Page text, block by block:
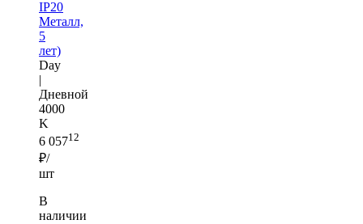
IP20
Металл,
5
лет)
Day
|
Дневной
4000
K
6 05712
₽/
шт
В
наличии